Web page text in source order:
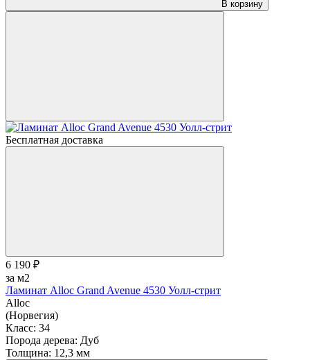
В корзину
Бесплатная доставка
6 190 ₽
за м2
Ламинат Alloc Grand Avenue 4530 Уолл-стрит
Alloc
(Норвегия)
Класс: 34
Порода дерева: Дуб
Толщина: 12,3 мм